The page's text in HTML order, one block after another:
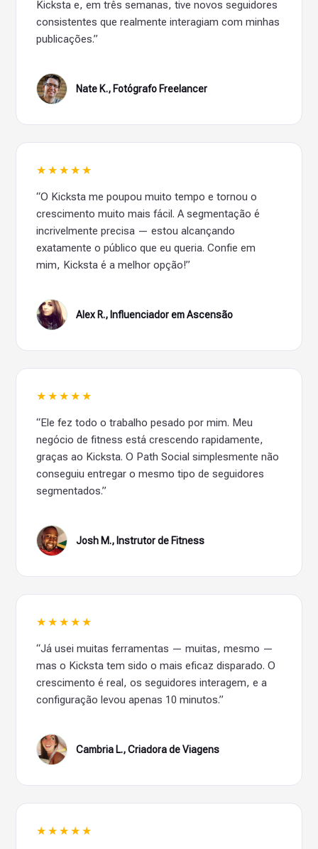
Kicksta e, em três semanas, tive novos seguidores
consistentes que realmente interagiam com minhas
publicações.”
Nate K., Fotógrafo Freelancer
★★★★★
“O Kicksta me poupou muito tempo e tornou o
crescimento muito mais fácil. A segmentação é
incrivelmente precisa — estou alcançando
exatamente o público que eu queria. Confie em
mim, Kicksta é a melhor opção!”
Alex R., Influenciador em Ascensão
★★★★★
“Ele fez todo o trabalho pesado por mim. Meu
negócio de fitness está crescendo rapidamente,
graças ao Kicksta. O Path Social simplesmente não
conseguiu entregar o mesmo tipo de seguidores
segmentados.”
Josh M., Instrutor de Fitness
★★★★★
“Já usei muitas ferramentas — muitas, mesmo —
mas o Kicksta tem sido o mais eficaz disparado. O
crescimento é real, os seguidores interagem, e a
configuração levou apenas 10 minutos.”
Cambria L., Criadora de Viagens
★★★★★